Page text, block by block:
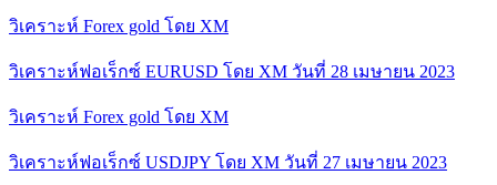
วิเคราะห์ Forex gold โดย XM
วิเคราะห์ฟอเร็กซ์ EURUSD โดย XM วันที่ 28 เมษายน 2023
วิเคราะห์ Forex gold โดย XM
วิเคราะห์ฟอเร็กซ์ USDJPY โดย XM วันที่ 27 เมษายน 2023